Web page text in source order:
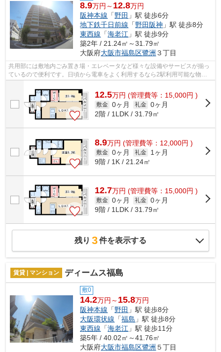
8.9万円～ 12.8万円
阪神本線 「野田 」駅 徒歩6分
地下鉄千日前線 「野田阪神 」駅 徒歩8分
東西線 「海老江 」駅 徒歩9分
築2年 / 21.24㎡～31.79㎡
大阪府大阪市福島区鷺洲 ３丁目
共用部には敷地内ごみ置き場・エレベータなど様々な設備やサービスが揃っ
ているので便利です。日頃から電車をよく利用するなら2駅利用可能な物件
12.5万円 (管理費等：15,000円 )
敷金 0ヶ月 礼金 0ヶ月
2階 / 1LDK / 31.79㎡
8.9万円 (管理費等：12,000円 )
敷金 0ヶ月 礼金
1ヶ月
9階 / 1K / 21.24㎡
12.7万円 (管理費等：15,000円 )
敷金 0ヶ月 礼金 0ヶ月
9階 / 1LDK / 31.79㎡
残り 3件を表示する
賃貸 | マンション ディームス福島
敷0
14.2万円～ 15.8万円
阪神本線 「野田 」駅 徒歩8分
大阪環状線 「福島 」駅 徒歩8分
東西線 「海老江 」駅 徒歩11分
築5年 / 40.02㎡～41.76㎡
大阪府大阪市福島区鷺洲 ５丁目